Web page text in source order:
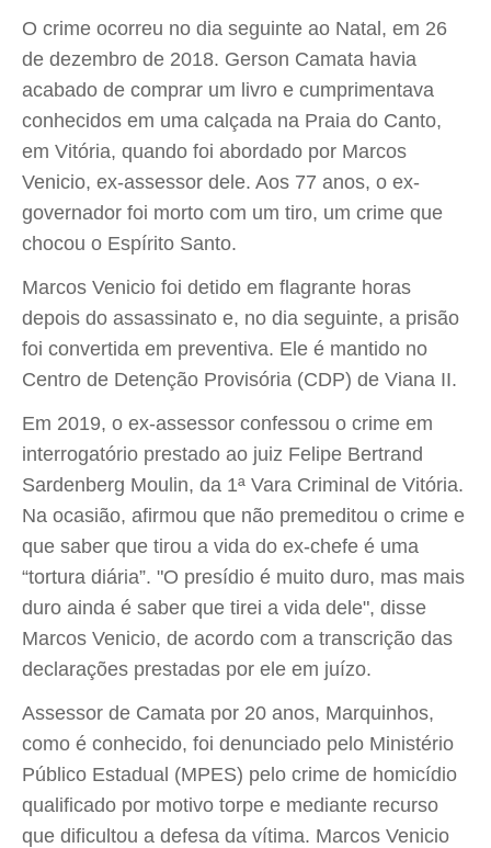
O crime ocorreu no dia seguinte ao Natal, em 26
de dezembro de 2018. Gerson Camata havia
acabado de comprar um livro e cumprimentava
conhecidos em uma calçada na Praia do Canto,
em Vitória, quando foi abordado por Marcos
Venicio, ex-assessor dele. Aos 77 anos, o ex-
governador foi morto com um tiro, um crime que
chocou o Espírito Santo.
Marcos Venicio foi detido em flagrante horas
depois do assassinato e, no dia seguinte, a prisão
foi convertida em preventiva. Ele é mantido no
Centro de Detenção Provisória (CDP) de Viana II.
Em 2019, o ex-assessor confessou o crime em
interrogatório prestado ao juiz Felipe Bertrand
Sardenberg Moulin, da 1ª Vara Criminal de Vitória.
Na ocasião, afirmou que não premeditou o crime e
que saber que tirou a vida do ex-chefe é uma
“tortura diária”. "O presídio é muito duro, mas mais
duro ainda é saber que tirei a vida dele", disse
Marcos Venicio, de acordo com a transcrição das
declarações prestadas por ele em juízo.
Assessor de Camata por 20 anos, Marquinhos,
como é conhecido, foi denunciado pelo Ministério
Público Estadual (MPES) pelo crime de homicídio
qualificado por motivo torpe e mediante recurso
que dificultou a defesa da vítima. Marcos Venicio